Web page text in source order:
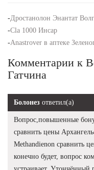
-Дростанолон Энантат
-Cla 1000 Инсар
-Anastrover в аптеке
Комментарии к
Гатчина
Болонез ответил(а)
Вопрос,повышенные
сравнить цены
Methandienon сравнить
конечно будет, вопрос